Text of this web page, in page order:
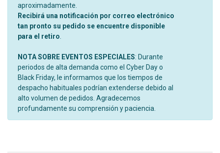
aproximadamente.
Recibirá una notificación por correo electrónico
tan pronto su pedido se encuentre disponible
para el retiro
NOTA SOBRE EVENTOS ESPECIALES: Durante
periodos de alta demanda como el Cyber Day o
Black Friday, le informamos que los tiempos de
despacho habituales podrían extenderse debido al
alto volumen de pedidos. Agradecemos
profundamente su comprensión y paciencia.